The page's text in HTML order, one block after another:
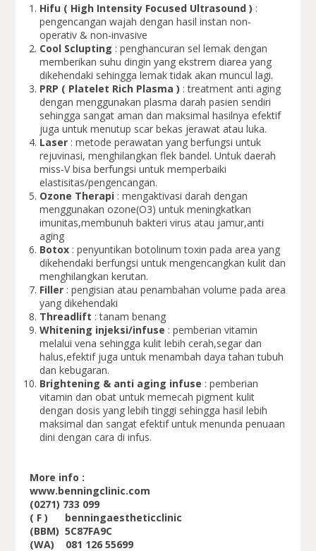
Hifu ( High Intensity Focused Ultrasound ) :
pengencangan wajah dengan hasil instan non-
operativ & non-invasive
Cool Sclupting : penghancuran sel lemak dengan
memberikan suhu dingin yang ekstrem diarea yang
dikehendaki sehingga lemak tidak akan muncul lagi.
PRP ( Platelet Rich Plasma ) : treatment anti aging
dengan menggunakan plasma darah pasien sendiri
sehingga sangat aman dan maksimal hasilnya efektif
juga untuk menutup scar bekas jerawat atau luka.
Laser : metode perawatan yang berfungsi untuk
rejuvinasi, menghilangkan flek bandel. Untuk daerah
miss-V bisa berfungsi untuk memperbaiki
elastisitas/pengencangan.
Ozone Therapi : mengaktivasi darah dengan
menggunakan ozone(O3) untuk meningkatkan
imunitas,membunuh bakteri virus atau jamur,anti
aging
Botox : penyuntikan botolinum toxin pada area yang
dikehendaki berfungsi untuk mengencangkan kulit dan
menghilangkan kerutan.
Filler : pengisian atau penambahan volume pada area
yang dikehendaki
Threadlift : tanam benang
Whitening injeksi/infuse : pemberian vitamin
melalui vena sehingga kulit lebih cerah,segar dan
halus,efektif juga untuk menambah daya tahan tubuh
dan kebugaran.
Brightening & anti aging infuse : pemberian
vitamin dan obat untuk memecah pigment kulit
dengan dosis yang lebih tinggi sehingga hasil lebih
maksimal dan sangat efektif untuk menunda penuaan
dini dengan cara di infus.
More info :
www.benningclinic.com
(0271) 733 099
( F ) benningaestheticclinic
(BBM) 5C87FA9C
(WA) 081 126 55699